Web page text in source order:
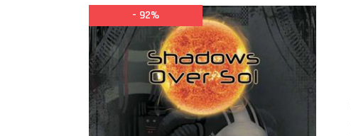
- 92%